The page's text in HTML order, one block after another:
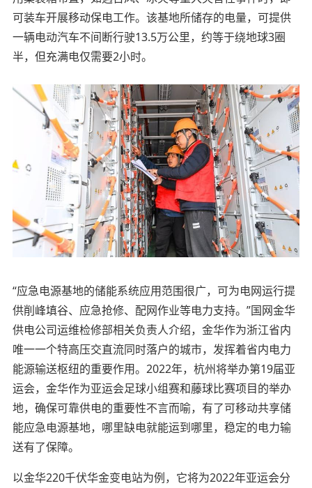
可装车开展移动保电工作。该基地所储存的电量，可提供
一辆电动汽车不间断行驶13.5万公里，约等于绕地球3圈
半，但充满电仅需要2小时。
“应急电源基地的储能系统应用范围很广，可为电网运行提
供削峰填谷、应急抢修、配网作业等电力支持。”国网金华
供电公司运维检修部相关负责人介绍，金华作为浙江省内
唯一一个特高压交直流同时落户的城市，发挥着省内电力
能源输送枢纽的重要作用。2022年，杭州将举办第19届亚
运会，金华作为亚运会足球小组赛和藤球比赛项目的举办
地，确保可靠供电的重要性不言而喻，有了可移动共享储
能应急电源基地，哪里缺电就能运到哪里，稳定的电力输
送有了保障。
以金华220千伏华金变电站为例，它将为2022年亚运会分